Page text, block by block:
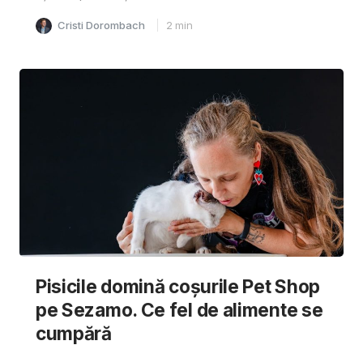
Cristi Dorombach 2 min
Pisicile domină coșurile Pet Shop
pe Sezamo. Ce fel de alimente se
cumpără